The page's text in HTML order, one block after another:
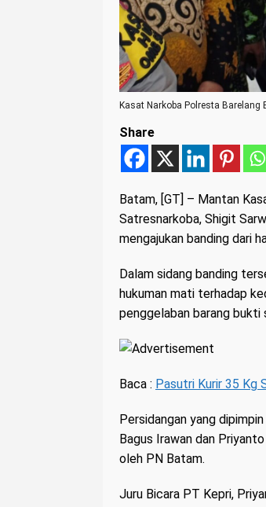
Kasat Narkoba Polresta
Share
Batam, [GT] – Mantan
Satresnarkoba, Shigit
mengajukan banding dari
Dalam sidang banding
hukuman mati terhadap
penggelaban barang bukti
Baca : Pasutri Kurir 35 Kg
Persidangan yang
Bagus Irawan dan
oleh PN Batam.
Juru Bicara PT Kepri,